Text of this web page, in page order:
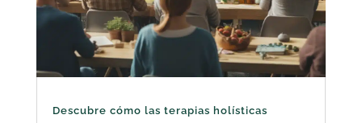
Descubre cómo las terapias holísticas